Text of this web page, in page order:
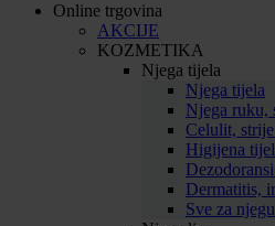
Online trgovina
AKCIJE
KOZMETIKA
Njega tijela
Njega tijela
Njega ruku,
Celulit,
Higijena
Dermatitis,
Sve za